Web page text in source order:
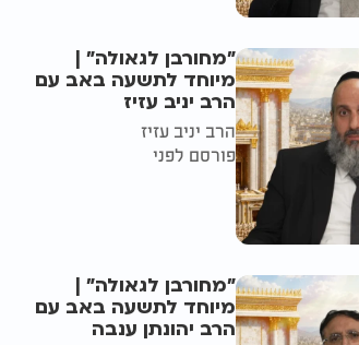
"מחורבן לגאולה" |
מיוחד לתשעה באב עם
הרב יניב עזיז
הרב יניב עזיז
פורסם לפני
"מחורבן לגאולה" |
מיוחד לתשעה באב עם
הרב יהונתן ענבה